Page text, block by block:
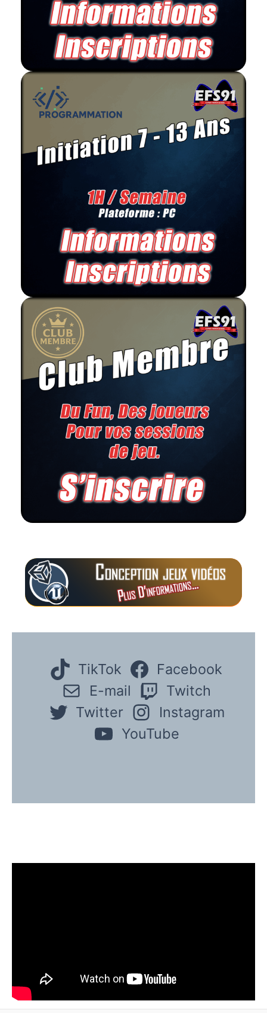
TikTok
Facebook
E-mail
Twitch
Twitter
Instagram
YouTube